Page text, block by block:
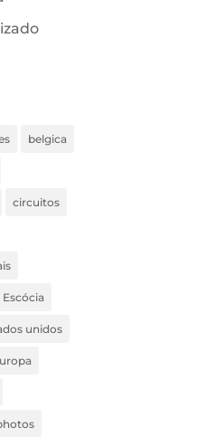
belgica
circuitos
Escócia
unidos